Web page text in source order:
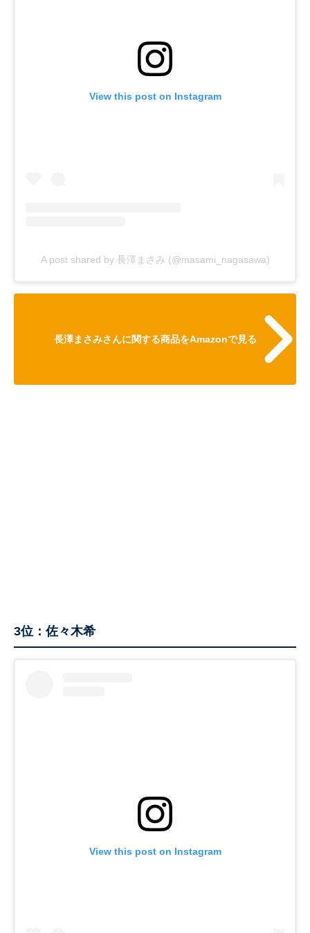
View this post on Instagram
A post shared by 長澤まさみ (@masami_nagasawa)
長澤まさみさんに関する商品をAmazonで見る
3位：佐々木希
View this post on Instagram